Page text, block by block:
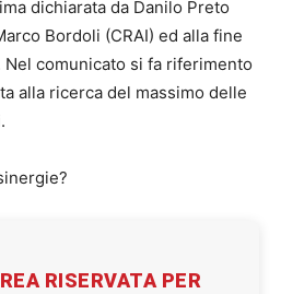
dichiarata da Danilo Preto
Bordoli (CRAI) ed alla fine
comunicato si fa riferimento
alla ricerca del massimo delle
RISERVATA PER